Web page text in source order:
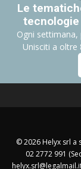
Le
tecnologie
Ogni
Unisciti a oltre
© 2026 Helyx srl a
02 2772 991